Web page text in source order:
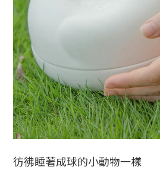
彷彿睡著成球的小動物一樣